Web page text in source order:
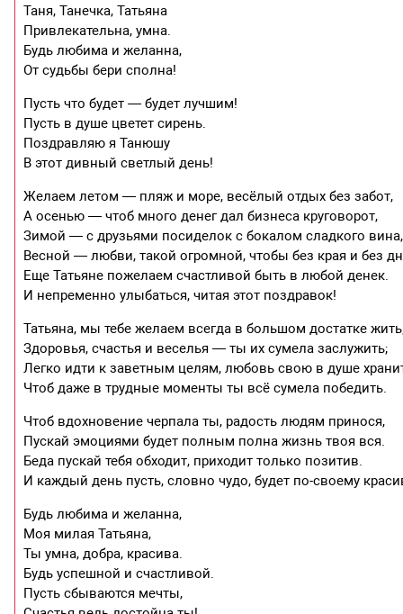
Таня, Танечка, Татьяна
Привлекательна, умна.
Будь любима и желанна,
От судьбы бери сполна!
Пусть что будет — будет лучшим!
Пусть в душе цветет сирень.
Поздравляю я Танюшу
В этот дивный светлый день!
Желаем летом — пляж и море, весёлый отдых без забот,
А осенью — чтоб много денег дал бизнеса круговорот,
Зимой — с друзьями посиделок с бокалом сладкого вина,
Весной — любви, такой огромной, чтобы без края и без
Еще Татьяне пожелаем счастливой быть в любой денек.
И непременно улыбаться, читая этот поздравок!
Татьяна, мы тебе желаем всегда в большом достатке
Здоровья, счастья и веселья — ты их сумела заслужить;
Легко идти к заветным целям, любовь свою в душе
Чтоб даже в трудные моменты ты всё сумела победить.
Чтоб вдохновение черпала ты, радость людям принося,
Пускай эмоциями будет полным полна жизнь твоя вся.
Беда пускай тебя обходит, приходит только позитив.
И каждый день пусть, словно чудо, будет по-своему
Будь любима и желанна,
Моя милая Татьяна,
Ты умна, добра, красива.
Будь успешной и счастливой.
Пусть сбываются мечты,